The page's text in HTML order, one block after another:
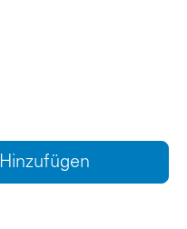
Hinzufügen